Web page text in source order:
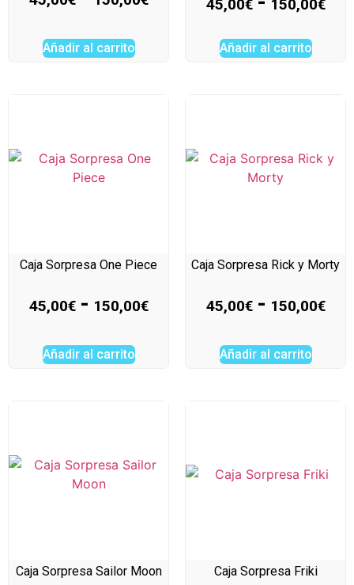
Añadir al carrito
45,00€ 150,00€
Añadir al carrito
Caja Sorpresa One Piece
45,00€ - 150,00€
Añadir al carrito
Caja Sorpresa Rick y Morty
45,00€ - 150,00€
Añadir al carrito
Caja Sorpresa Sailor Moon Caja Sorpresa Friki